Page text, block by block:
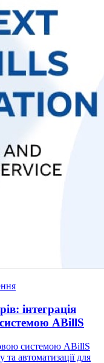
інтеграція
ABillS
системою ABillS
автоматизації для